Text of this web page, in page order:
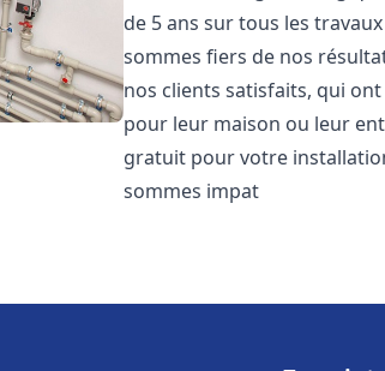
de 5 ans sur tous les
sommes fiers de nos
nos clients satisfaits, qui
pour leur maison ou leur
gratuit pour votre
sommes impat